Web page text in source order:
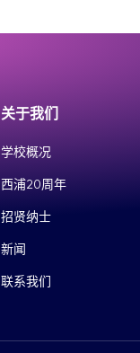
关于我们
学校概况
西浦20周年
招贤纳士
新闻
联系我们